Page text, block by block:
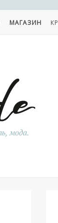
МАГАЗИН